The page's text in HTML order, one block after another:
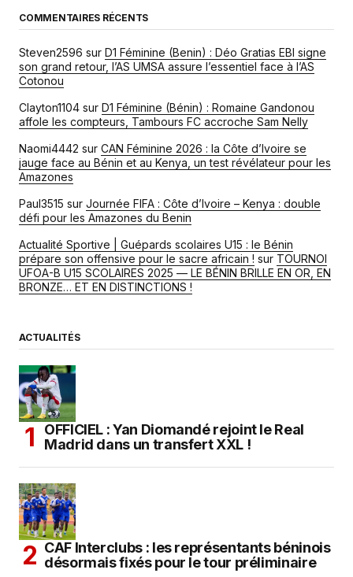
COMMENTAIRES RÉCENTS
Steven2596 sur D1 Féminine (Benin) : Déo Gratias EBI signe
son grand retour, l’AS UMSA assure l’essentiel face à l’AS
Cotonou
Clayton1104 sur D1 Féminine (Bénin) : Romaine Gandonou
affole les compteurs, Tambours FC accroche Sam Nelly
Naomi4442 sur CAN Féminine 2026 : la Côte d’Ivoire se
jauge face au Bénin et au Kenya, un test révélateur pour les
Amazones
Paul3515 sur Journée FIFA : Côte d’Ivoire – Kenya : double
défi pour les Amazones du Benin
Actualité Sportive | Guépards scolaires U15 : le Bénin
prépare son offensive pour le sacre africain ! sur TOURNOI
UFOA-B U15 SCOLAIRES 2025 — LE BÉNIN BRILLE EN OR, EN
BRONZE… ET EN DISTINCTIONS !
ACTUALITÉS
OFFICIEL : Yan Diomandé rejoint le Real
Madrid dans un transfert XXL !
CAF Interclubs : les représentants béninois
désormais fixés pour le tour préliminaire